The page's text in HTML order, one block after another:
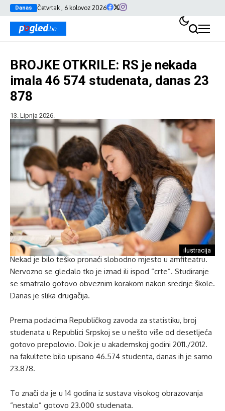
Danas Četvrtak , 6 kolovoz 2026
BROJKE OTKRILE: RS je nekada
imala 46 574 studenata, danas 23
878
13. Lipnja 2026.
ilustracija
Nekad je bilo teško pronaći slobodno mjesto u amfiteatru.
Nervozno se gledalo tko je iznad ili ispod “crte”. Studiranje
se smatralo gotovo obveznim korakom nakon srednje škole.
Danas je slika drugačija.
Prema podacima Republičkog zavoda za statistiku, broj
studenata u Republici Srpskoj se u nešto više od desetljeća
gotovo prepolovio. Dok je u akademskoj godini 2011./2012.
na fakultete bilo upisano 46.574 studenta, danas ih je samo
23.878.
To znači da je u 14 godina iz sustava visokog obrazovanja
“nestalo” gotovo 23.000 studenata.